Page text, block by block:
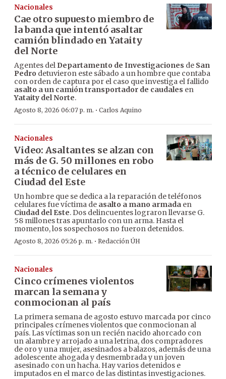
Nacionales
Cae otro supuesto miembro de
la banda que intentó asaltar
camión blindado en Yataity
del Norte
Agentes del Departamento de Investigaciones de San
Pedro detuvieron este sábado a un hombre que contaba
con orden de captura por el caso que investiga el fallido
asalto a un camión transportador de caudales en
Yataity del Norte.
Agosto 8, 2026 06:07 p. m. · Carlos Aquino
Nacionales
Video: Asaltantes se alzan con
más de G. 50 millones en robo
a técnico de celulares en
Ciudad del Este
Un hombre que se dedica a la reparación de teléfonos
celulares fue víctima de asalto a mano armada en
Ciudad del Este. Dos delincuentes lograron llevarse G.
58 millones tras apuntarlo con un arma. Hasta el
momento, los sospechosos no fueron detenidos.
Agosto 8, 2026 05:26 p. m. · Redacción ÚH
Nacionales
Cinco crímenes violentos
marcan la semana y
conmocionan al país
La primera semana de agosto estuvo marcada por cinco
principales crímenes violentos que conmocionan al
país. Las víctimas son un recién nacido ahorcado con
un alambre y arrojado a una letrina, dos compradores
de oro y una mujer, asesinados a balazos, además de una
adolescente ahogada y desmembrada y un joven
asesinado con un hacha. Hay varios detenidos e
imputados en el marco de las distintas investigaciones.